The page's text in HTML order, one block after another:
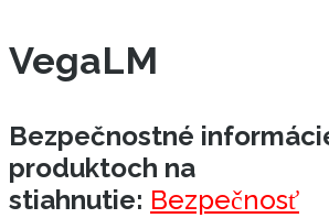
VegaLM
Bezpečnostné
produktoch na
stiahnutie: Bezpečnosť